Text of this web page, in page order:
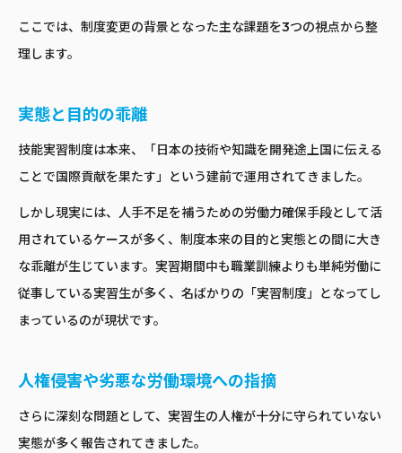
ここでは、制度変更の背景となった主な課題を3つの視点から整
理します。
実態と目的の乖離
技能実習制度は本来、「日本の技術や知識を開発途上国に伝える
ことで国際貢献を果たす」という建前で運用されてきました。
しかし現実には、人手不足を補うための労働力確保手段として活
用されているケースが多く、制度本来の目的と実態との間に大き
な乖離が生じています。実習期間中も職業訓練よりも単純労働に
従事している実習生が多く、名ばかりの「実習制度」となってし
まっているのが現状です。
人権侵害や劣悪な労働環境への指摘
さらに深刻な問題として、実習生の人権が十分に守られていない
実態が多く報告されてきました。